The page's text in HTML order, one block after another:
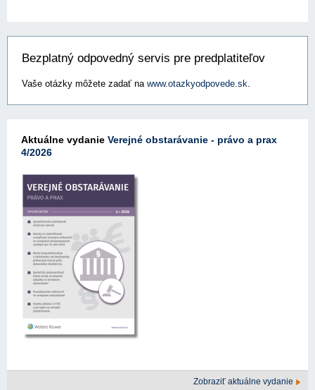
Bezplatný odpovedný servis pre predplatiteľov
Vaše otázky môžete zadať na www.otazkyodpovede.sk.
Aktuálne vydanie Verejné obstarávanie - právo a prax
4/2026
Zobraziť aktuálne vydanie